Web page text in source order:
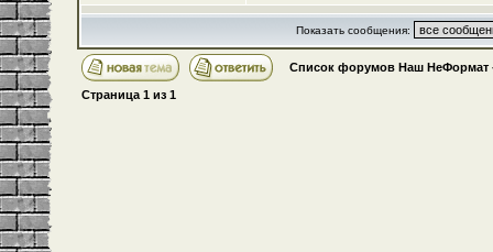
Показать сообщения:
Список форумов Наш НеФормат
Страница 1 из 1